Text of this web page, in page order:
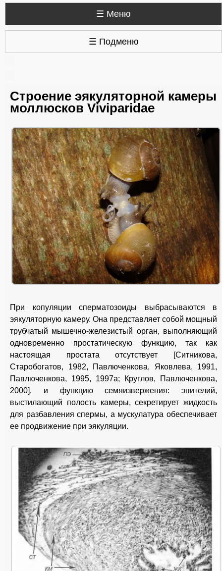
☰ Меню
☰ Подменю
Строение эякуляторной камеры
моллюсков Viviparidae
При копуляции сперматозоиды выбрасываются в
эякуляторную камеру. Она представляет собой мощный
трубчатый мышечно-железистый орган, выполняющий
одновременно простатическую функцию, так как
настоящая простата отсутствует [Ситникова,
Старобогатов, 1982, Павлюченкова, Яковлева, 1991,
Павлюченкова, 1995, 1997а; Круглов, Павлюченкова,
2000], и функцию семяизвержения: эпителий,
выстилающий полость камеры, секретирует жидкость
для разбавления спермы, а мускулатура обеспечивает
ее продвижение при эякуляции.